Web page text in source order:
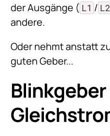
der Ausgänge ( L1 / L2
andere.
Oder nehmt anstatt
guten Geber...